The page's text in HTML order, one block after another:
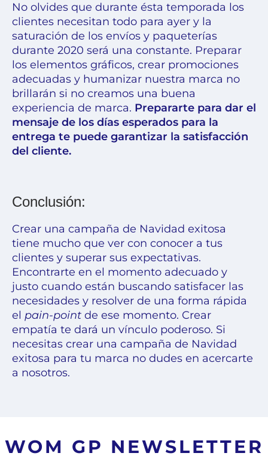
No olvides que durante ésta temporada los
clientes necesitan todo para ayer y la
saturación de los envíos y paqueterías
durante 2020 será una constante. Preparar
los elementos gráficos, crear promociones
adecuadas y humanizar nuestra marca no
brillarán si no creamos una buena
experiencia de marca. Prepararte para dar el
mensaje de los días esperados para la
entrega te puede garantizar la satisfacción
del cliente.
Conclusión:
Crear una campaña de Navidad exitosa
tiene mucho que ver con conocer a tus
clientes y superar sus expectativas.
Encontrarte en el momento adecuado y
justo cuando están buscando satisfacer las
necesidades y resolver de una forma rápida
el pain-point de ese momento. Crear
empatía te dará un vínculo poderoso. Si
necesitas crear una campaña de Navidad
exitosa para tu marca no dudes en acercarte
a nosotros.
WOM GP NEWSLETTER